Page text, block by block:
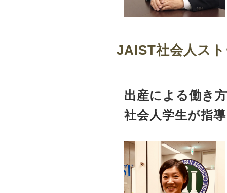
JAIST社会人ス
出産による働き
社会人学生が指